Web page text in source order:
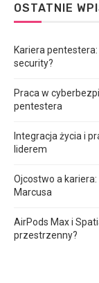
OSTATNIE
Kariera
security?
Praca w
pentestera
Integracja życia i
liderem
Ojcostwo a
Marcusa
AirPods Max i
przestrzenny?